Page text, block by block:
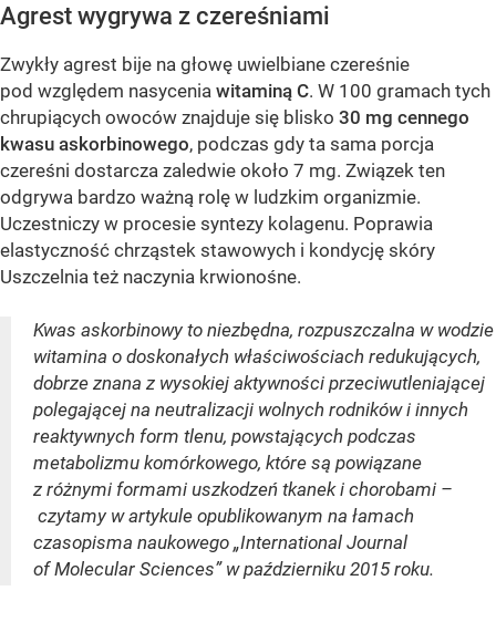
Agrest wygrywa z czereśniami
Zwykły agrest bije na głowę uwielbiane czereśnie
pod względem nasycenia witaminą C. W 100 gramach tych
chrupiących owoców znajduje się blisko 30 mg cennego
kwasu askorbinowego, podczas gdy ta sama porcja
czereśni dostarcza zaledwie około 7 mg. Związek ten
odgrywa bardzo ważną rolę w ludzkim organizmie.
Uczestniczy w procesie syntezy kolagenu. Poprawia
elastyczność chrząstek stawowych i kondycję skóry
Uszczelnia też naczynia krwionośne.
Kwas askorbinowy to niezbędna, rozpuszczalna w wodzie
witamina o doskonałych właściwościach redukujących,
dobrze znana z wysokiej aktywności przeciwutleniającej
polegającej na neutralizacji wolnych rodników i innych
reaktywnych form tlenu, powstających podczas
metabolizmu komórkowego, które są powiązane
z różnymi formami uszkodzeń tkanek i chorobami –
czytamy w artykule opublikowanym na łamach
czasopisma naukowego „International Journal
of Molecular Sciences” w październiku 2015 roku.